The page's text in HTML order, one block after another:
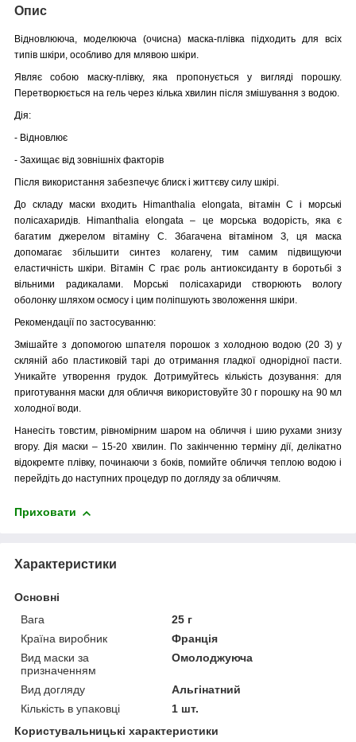
Опис
Відновлююча, моделююча (очисна) маска-плівка підходить для всіх
типів шкіри, особливо для млявою шкіри.
Являє собою маску-плівку, яка пропонується у вигляді порошку.
Перетворюється на гель через кілька хвилин після змішування з водою.
Дія:
- Відновлює
- Захищає від зовнішніх факторів
Після використання забезпечує блиск і життєву силу шкірі.
До складу маски входить Himanthalia elongata, вітамін С і морські
полісахаридів.
Himanthalia elongata – це морська водорість, яка є
багатим джерелом вітаміну С. Збагачена вітаміном З, ця маска
допомагає збільшити синтез колагену, тим самим підвищуючи
еластичність шкіри. Вітамін С грає роль антиоксиданту в боротьбі з
вільними радикалами. Морські полісахариди створюють вологу
оболонку шляхом осмосу і цим поліпшують зволоження шкіри.
Рекомендації по застосуванню:
Змішайте з допомогою шпателя порошок з холодною водою (20 З) у
скляній або пластиковій тарі до отримання гладкої однорідної пасти.
Уникайте утворення грудок. Дотримуйтесь кількість дозування: для
приготування маски для обличчя використовуйте 30 г порошку на 90 мл
холодної води.
Нанесіть товстим, рівномірним шаром на обличчя і шию рухами знизу
вгору. Дія маски – 15-20 хвилин. По закінченню терміну дії, делікатно
відокремте плівку, починаючи з боків, помийте обличчя теплою водою і
перейдіть до наступних процедур по догляду за обличчям.
Приховати
Характеристики
Основні
Вага
25 г
Країна виробник
Франція
Вид маски за
призначенням
Омолоджуюча
Вид догляду
Альгінатний
Кількість в упаковці
1 шт.
Користувальницькі характеристики